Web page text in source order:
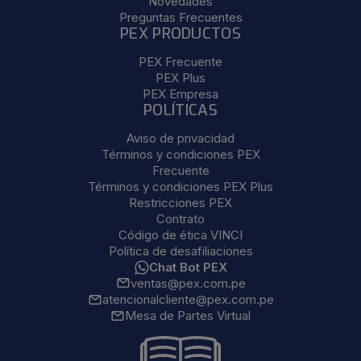
Preguntas Frecuentes
PEX PRODUCTOS
PEX Frecuente
PEX Plus
PEX Empresa
POLÍTICAS
Aviso de privacidad
Términos y condiciones PEX
Frecuente
Términos y condiciones PEX Plus
Restricciones PEX
Contrato
Código de ética VINCI
Política de desafiliaciones
Chat Bot PEX
ventas@pex.com.pe
atencionalcliente@pex.com.pe
Mesa de Partes Virtual